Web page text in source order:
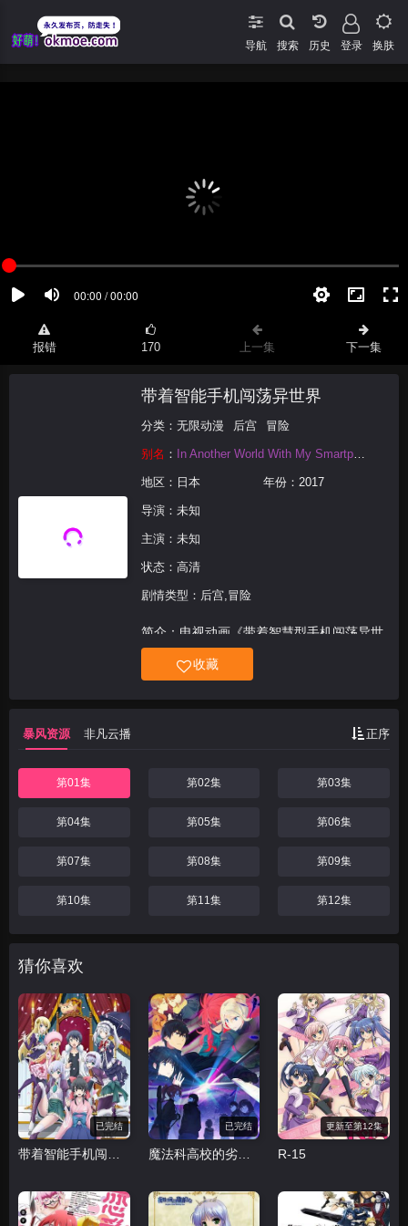
导航 搜索 登录 换肤
报错 170 上一集 下一集
带着智能手机闯荡异世界
分类： 无限动漫 后宫 冒险
别名 ： In Another World With My Smartphone
地区： 日本 年份： 2017
导演：未知
主演：未知
状态：高清
剧情类型：后宫,冒险
简介：电视动画《带着智慧型手机闯荡异世
界。》改编自冬原パトラ原作、兔冢英志插
画的同名轻小说，动画由PRODUCTION
REED负责制作，全12话。由于神的失误而
收藏
暴风资源 非凡云播 正序
第01集 第02集 第03集
第04集 第05集 第06集
第07集 第08集 第09集
第10集 第11集 第12集
猜你喜欢
已完结 已完结
魔法科高校的劣等生 来访者篇
更新至第12集
R-15